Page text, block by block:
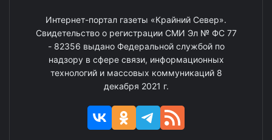
Интернет-портал газеты «Крайний Север».
Свидетельство о регистрации СМИ Эл № ФС 77
- 82356 выдано Федеральной службой по
надзору в сфере связи, информационных
технологий и массовых коммуникаций 8
декабря 2021 г.